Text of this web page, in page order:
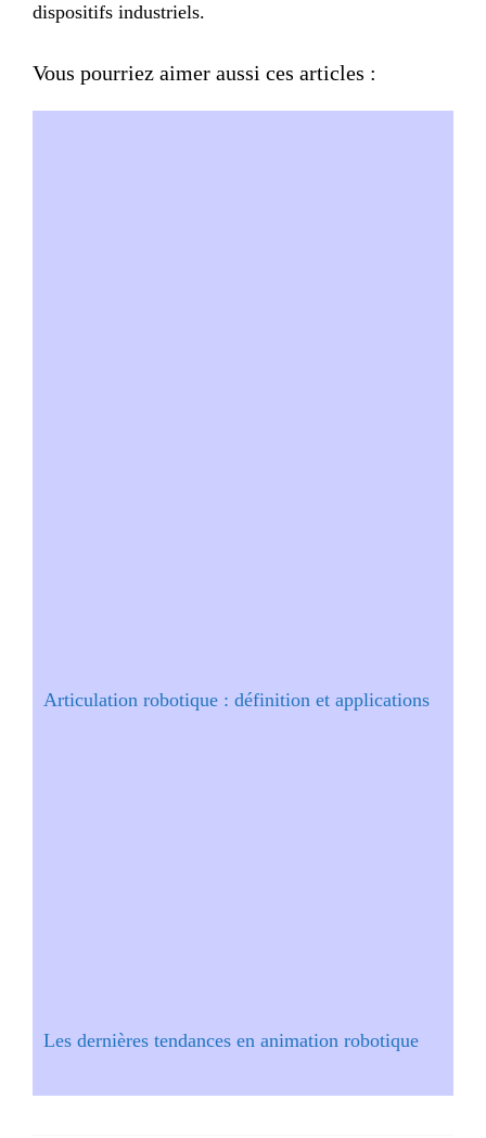
dispositifs industriels.
Vous pourriez aimer aussi ces articles :
Articulation robotique : définition et applications
Les dernières tendances en animation robotique